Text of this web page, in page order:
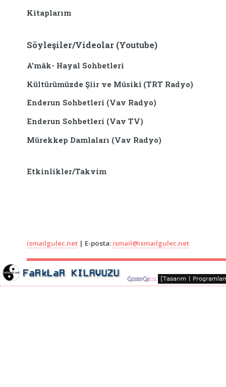
Kitaplarım
Söyleşiler/Videolar (Youtube)
A'mâk- Hayal Sohbetleri
Kültürümüzde Şiir ve Mûsikî (TRT Radyo)
Enderun Sohbetleri (Vav Radyo)
Enderun Sohbetleri (Vav TV)
Mürekkep Damlaları (Vav Radyo)
Etkinlikler/Takvim
ismailgulec.net | E-posta: ismail@ismailgulec.net